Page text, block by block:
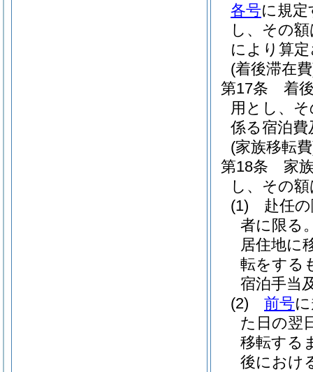
各号に規
し、その
により算
(着後滞在
第17条
着
用とし、
係る宿泊
(家族移転
第18条
家
し、その
(1)
赴任
者に限る
居住地に
転をする
宿泊手当
(2)
前号
た日の翌
移転する
後におけ